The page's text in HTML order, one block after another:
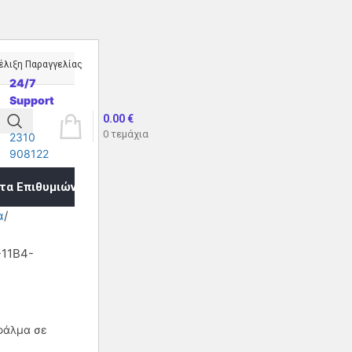
Παραγγελίας
24/7
Support
2310
908122
0 τεμάχια
0.00€
Επιθυμιών
σε